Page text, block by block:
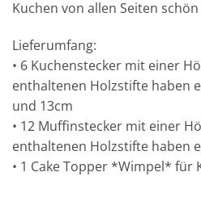
Kuchen von allen Seiten
Lieferumfang:
• 6 Kuchenstecker mit einer
enthaltenen Holzstifte haben
und 13cm
• 12 Muffinstecker mit einer
enthaltenen Holzstifte haben
• 1 Cake Topper *Wimpel* für